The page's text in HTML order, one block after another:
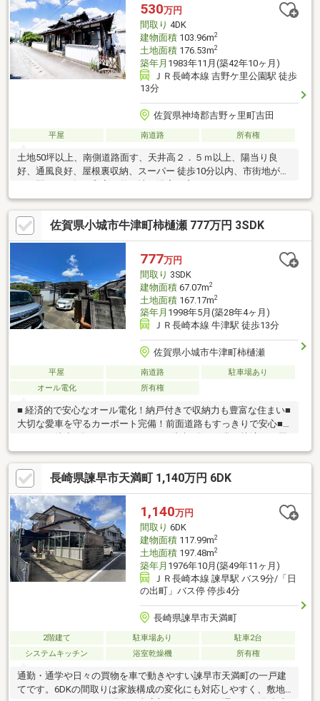
530万円
間取り 4DK
建物面積103.96m2
土地面積176.53m2
築年月 1983年11月(築42年10ヶ月)
ＪＲ長崎本線 吉野ケ里公園駅 徒歩
13分
佐賀県神埼郡吉野ヶ里町吉田
平屋 南道路 所有権
土地50坪以上、南側道路面す、天井高２．５ｍ以上、陽当り良
好、通風良好、屋根裏収納、スーパー 徒歩10分以内、市街地が近
い、駅まで平坦、和室、整形地、浴室に窓、テラス
佐賀県小城市牛津町柿樋瀬 777万円 3SDK
777万円
間取り 3SDK
建物面積67.07m2
土地面積167.17m2
築年月 1998年5月(築28年4ヶ月)
ＪＲ長崎本線 牛津駅 徒歩13分
佐賀県小城市牛津町柿樋瀬
平屋 南道路
駐車場あり
オール電化
所有権
■ 経済的で安心なオール電化！納戸付きで収納力も豊富な住まい■
大切な愛車を守るカーポート完備！前面道路もすっきりで安心■
辺環境～■[ショッピング施設] スーパーモリナガ 牛津店まで徒歩8
分／550m■[コンビニ] ローソン 小城牛津店まで徒歩1分／
110m■[ドラッグストア］ドラッグストアコスモス 牛津店まで徒歩
12分／850m■[郵便局] 牛津郵便局まで徒歩9分／650m■[病院]
しまうちクリニックまで徒歩14分／1000m■[小学校] 小城市立牛
津小学校まで徒歩18分／1300m■[中学校] 小城市立牛津中学校ま
で徒歩9分／650m
長崎県諫早市天満町 1,140万円 6DK
1,140万円
間取り 6DK
建物面積117.99m2
土地面積197.48m2
築年月 1976年10月(築49年11ヶ月)
ＪＲ長崎本線 諫早駅 バス9分/「日
の出町」バス停 停歩4分
長崎県諫早市天満町
2階建て 駐車場あり
駐車2台
システムキッチン
浴室乾燥機 所有権
通勤・通学や日々の買物を車で動きやすい諫早市天満町の一戸建
てです。6DKの間取りは家族構成の変化にも対応しやすく、敷地